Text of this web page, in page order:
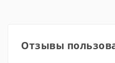
Отзывы